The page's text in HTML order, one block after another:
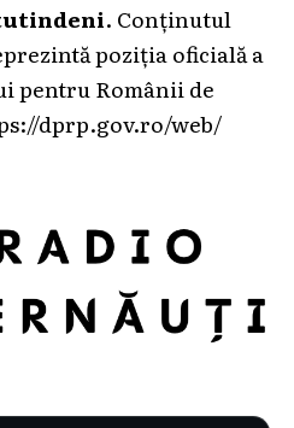
. Conținutul
poziția oficială a
pentru Românii de
dprp.gov.ro/web/